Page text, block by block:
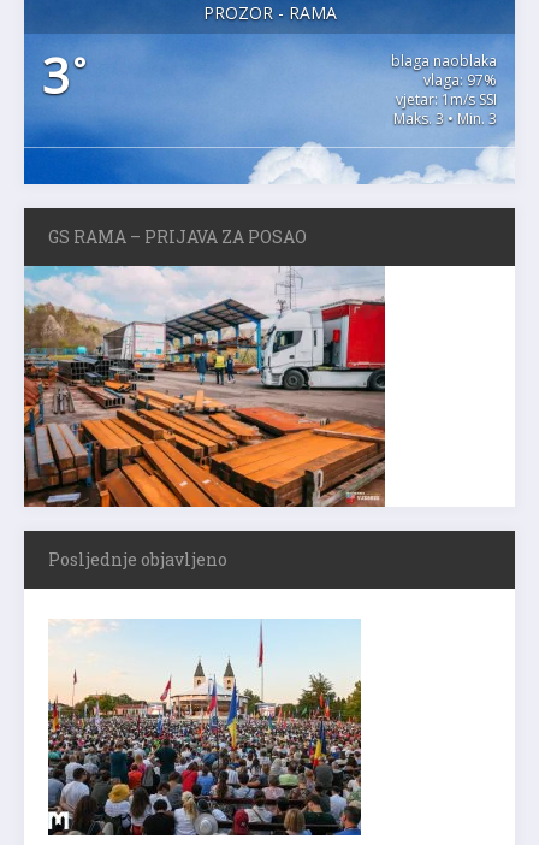
PROZOR - RAMA
3°
blaga naoblaka
vlaga: 97%
vjetar: 1m/s SSI
Maks. 3 • Min. 3
GS RAMA – PRIJAVA ZA POSAO
Posljednje objavljeno